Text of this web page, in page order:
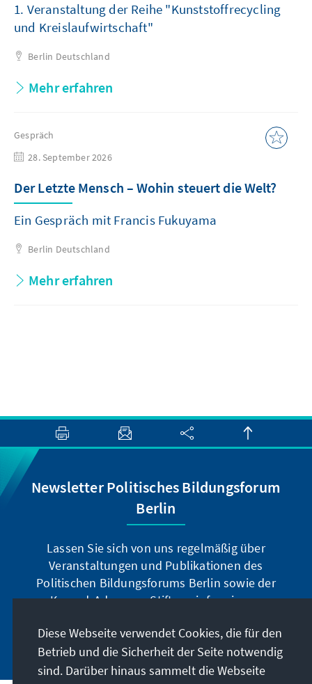
1. Veranstaltung der Reihe "Kunststoffrecycling
und Kreislaufwirtschaft"
Berlin Deutschland
Mehr erfahren
Gespräch
28. September 2026
Der Letzte Mensch – Wohin steuert die Welt?
Ein Gespräch mit Francis Fukuyama
Berlin Deutschland
Mehr erfahren
Newsletter Politisches Bildungsforum
Berlin
Lassen Sie sich von uns regelmäßig über
Veranstaltungen und Publikationen des
Politischen Bildungsforums Berlin sowie der
Konrad-Adenauer-Stiftung informieren.
Jetzt abonnieren
Diese Webseite verwendet Cookies, die für den
Betrieb und die Sicherheit der Seite notwendig
sind. Darüber hinaus sammelt die Webseite